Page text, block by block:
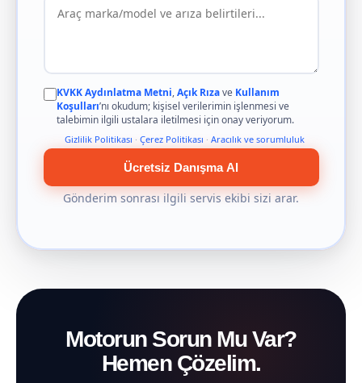
KVKK Aydınlatma Metni,Açık Rızave Kullanım
Koşulları’nı okudum; kişisel verilerimin işlenmesi ve
talebimin ilgili ustalara iletilmesi için onay veriyorum.
Gizlilik Politikası · Çerez Politikası · Aracılık ve sorumluluk
Ücretsiz Danışma Al
Gönderim sonrası ilgili servis ekibi sizi arar.
Motorun Sorun Mu Var?
Hemen Çözelim.